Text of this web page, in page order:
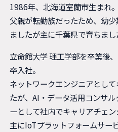
1986年、北海道室蘭市生まれ。
父親が転勤族だったため、幼
ましたが主に千葉県で育ちまし
立命館大学 理工学部を卒業後
卒入社。
ネットワークエンジニアとし
たが、AI・データ活用コンサ
ーとして社内でキャリアチェン
主にIoTプラットフォームサー